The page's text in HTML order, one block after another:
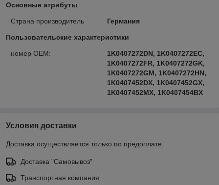
Основные атрибуты
Страна производитель Германия
Пользовательские характеристики
номер OEM:
1K0407272DN, 1K0407272EC,
1K0407272FR, 1K0407272GK,
1K0407272GM, 1K0407272HN,
1K0407452DX, 1K0407452GX,
1K0407452MX, 1K0407454BX
Условия доставки
Доставка осуществляется только по предоплате.
Доставка "Самовывоз"
Транспортная компания